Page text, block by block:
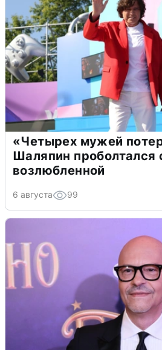
«Четырех мужей
Шаляпин проболтался
возлюбленной
6 августа 99